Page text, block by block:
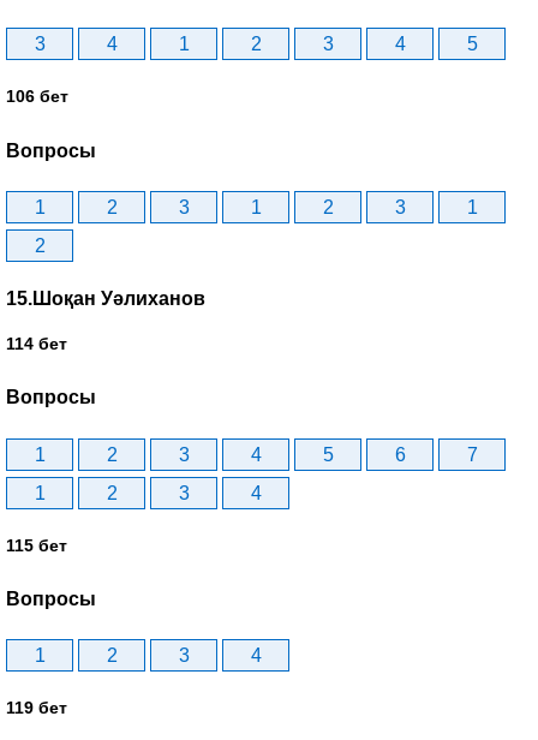
3 4 1 2 3 4 5
106 бет
Вопросы
1 2 3 1 2 3
1
2
15.Шоқан Уәлиханов
114 бет
Вопросы
1 2 3 4 5 6
7
1
2 3 4
115 бет
Вопросы
1 2 3 4
119 бет